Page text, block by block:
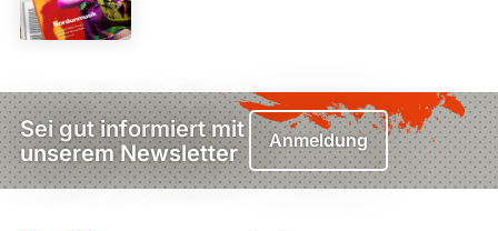
Sei gut informiert mit
unserem Newsletter
Anmeldung